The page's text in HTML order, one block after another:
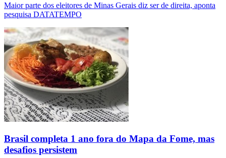
Maior parte dos eleitores de Minas Gerais diz ser de direita, aponta
pesquisa DATATEMPO
Brasil completa 1 ano fora do Mapa da Fome, mas
desafios persistem